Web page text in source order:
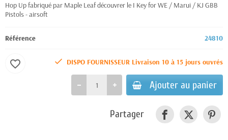
Hop Up fabriqué par Maple Leaf découvrer le I Key for WE / Marui / KJ GBB
Pistols - airsoft
Référence 24810
DISPO FOURNISSEUR Livraison 10 à 15 jours ouvrés
Ajouter au panier
favorite_border
Partager